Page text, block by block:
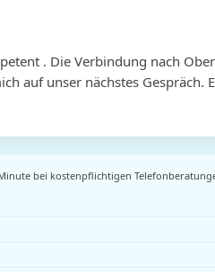
. Die Verbindung nach
auf unser nächstes Gespräch.
bei kostenpflichtigen